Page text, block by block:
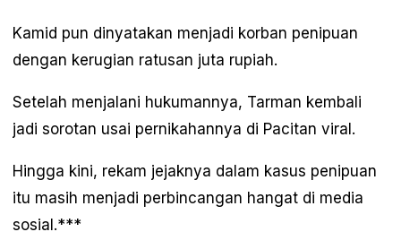
Kamid pun dinyatakan menjadi korban penipuan
dengan kerugian ratusan juta rupiah.
Setelah menjalani hukumannya, Tarman kembali
jadi sorotan usai pernikahannya di Pacitan viral.
Hingga kini, rekam jejaknya dalam kasus penipuan
itu masih menjadi perbincangan hangat di media
sosial.***